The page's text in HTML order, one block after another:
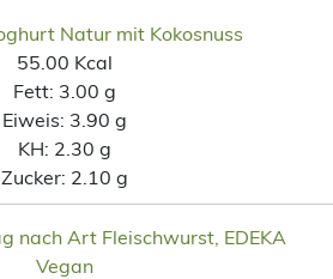
Natur mit Kokosnuss
55.00 Kcal
Fett: 3.00 g
Eiweis: 3.90 g
KH: 2.30 g
Zucker: 2.10 g
nach Art Fleischwurst, EDEKA
Vegan